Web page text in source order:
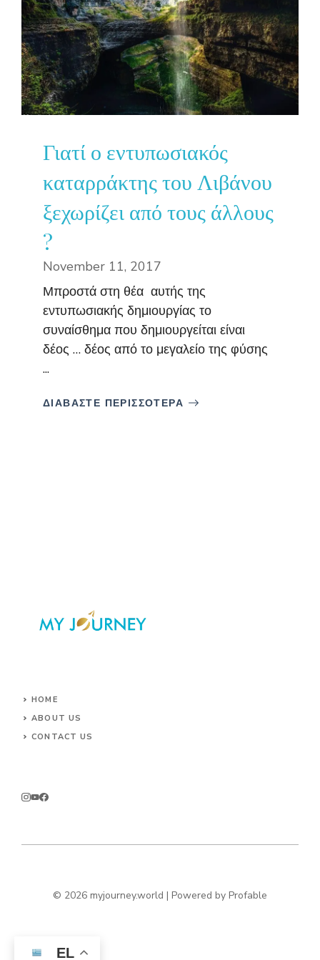
Γιατί ο εντυπωσιακός
καταρράκτης του Λιβάνου
ξεχωρίζει από τους άλλους
?
November 11, 2017
Μπροστά στη θέα αυτής της
εντυπωσιακής δημιουργίας το
συναίσθημα που δημιουργείται είναι
δέος … δέος από το μεγαλείο της φύσης
...
ΔΙΑΒΑΣΤΕ ΠΕΡΙΣΣΟΤΕΡΑ
HOME
ABOUT US
CONTACT US
© 2026 myjourney.world | Powered by Profable
EL